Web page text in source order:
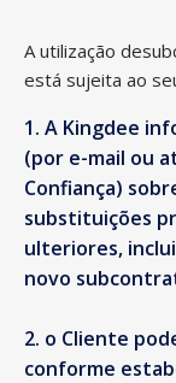
A utilização
está sujeita ao
A Kingdee
(por e-mail ou
Confiança)
substituições
ulteriores,
novo
o Cliente
conforme